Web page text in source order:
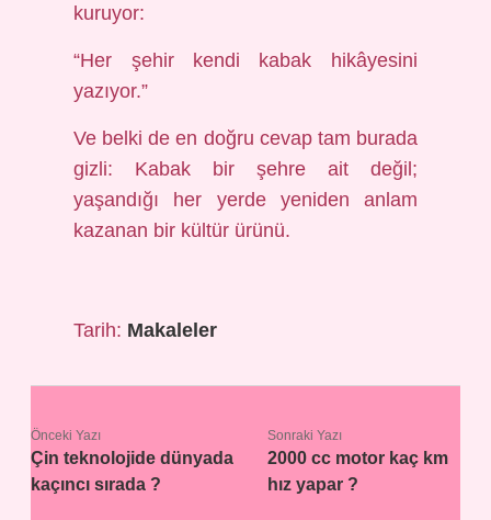
kuruyor:
“Her şehir kendi kabak hikâyesini
yazıyor.”
Ve belki de en doğru cevap tam burada
gizli: Kabak bir şehre ait değil;
yaşandığı her yerde yeniden anlam
kazanan bir kültür ürünü.
Tarih: Makaleler
Önceki Yazı
Çin teknolojide dünyada
kaçıncı sırada ?
Sonraki Yazı
2000 cc motor kaç km
hız yapar ?